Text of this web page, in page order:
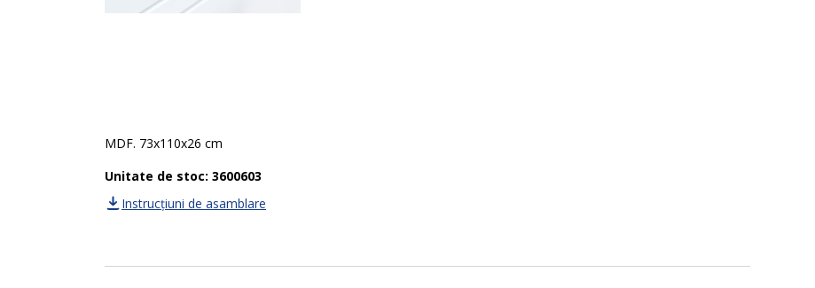
MDF. 73x110x26 cm
Unitate de stoc: 3600603
Instrucțiuni de asamblare